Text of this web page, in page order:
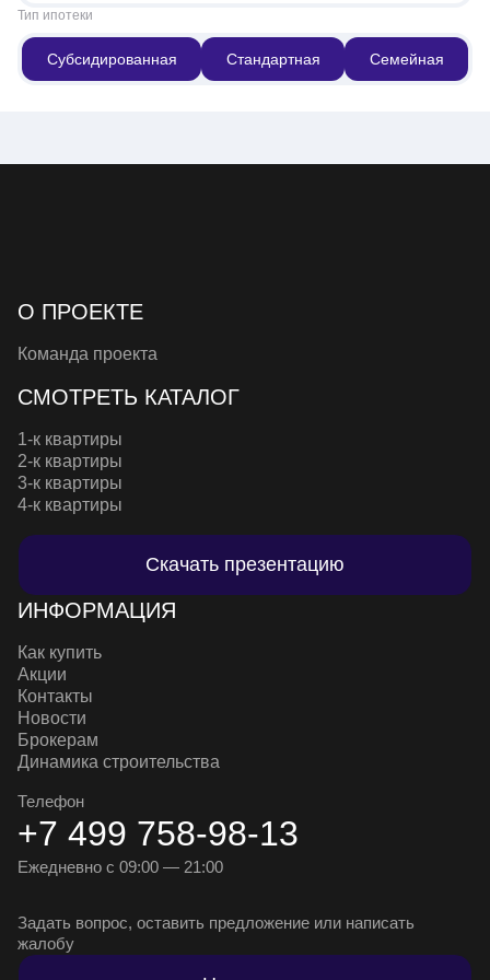
Тип ипотеки
Субсидированная Стандартная Семейная
О ПРОЕКТЕ
Команда проекта
СМОТРЕТЬ КАТАЛОГ
1-к квартиры
2-к квартиры
3-к квартиры
4-к квартиры
Скачать презентацию
ИНФОРМАЦИЯ
Как купить
Акции
Контакты
Новости
Брокерам
Динамика строительства
Телефон
+7 499 758-98-13
Ежедневно с 09:00 — 21:00
Задать вопрос, оставить предложение или написать
жалобу